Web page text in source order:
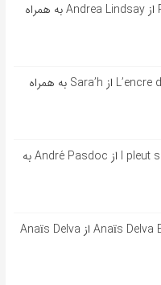
آهنگ فرانسوی Près de toi از Andrea Lindsay به همراه
آهنگ فرانسوی L’encre de tes yeux از Sara’h به همراه
آهنگ فرانسوی l pleut sur la route از André Pasdoc به
آهنگ فرانسوی Anaïs Delva Et je danse از Anaïs Delva